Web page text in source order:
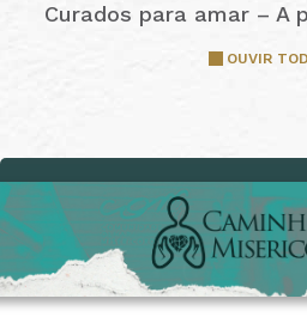
Curados para amar – A
OUVIR